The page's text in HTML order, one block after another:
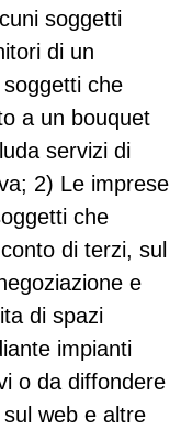
soggetti
di un
che
a un bouquet
servizi di
2) Le imprese
che
di terzi, sul
e
di spazi
impianti
o da diffondere
web e altre